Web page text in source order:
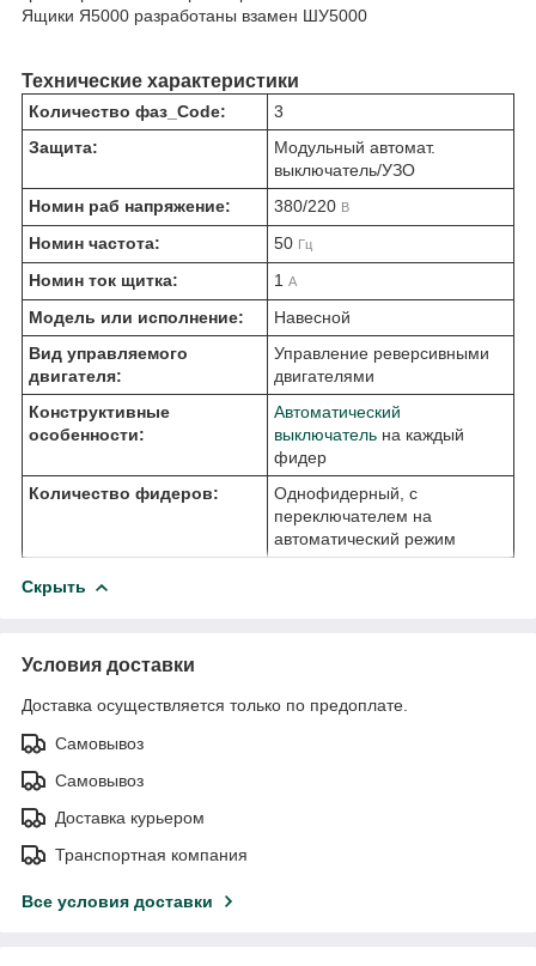
Ящики Я5000 разработаны взамен ШУ5000
Технические характеристики
Количество фаз_Code:
3
Защита:
Модульный автомат.
выключатель/УЗО
Номин раб напряжение:
380/220 В
Номин частота: 50 Гц
Номин ток щитка: 1 А
Модель или исполнение:
Навесной
Вид управляемого
двигателя:
Управление реверсивными
двигателями
Конструктивные
особенности:
Автоматический
выключатель на каждый
фидер
Количество фидеров:
Однофидерный, с
переключателем на
автоматический режим
Скрыть
Условия доставки
Доставка осуществляется только по предоплате.
Самовывоз
Самовывоз
Доставка курьером
Транспортная компания
Все условия доставки